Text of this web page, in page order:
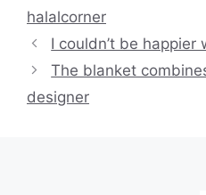
halalcorner
I couldn’t be happier
The blanket
designer